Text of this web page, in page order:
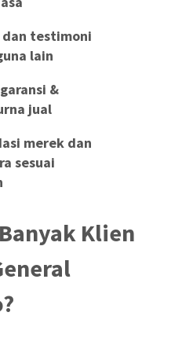
testimoni
lain
&
jual
merek dan
sesuai
Klien